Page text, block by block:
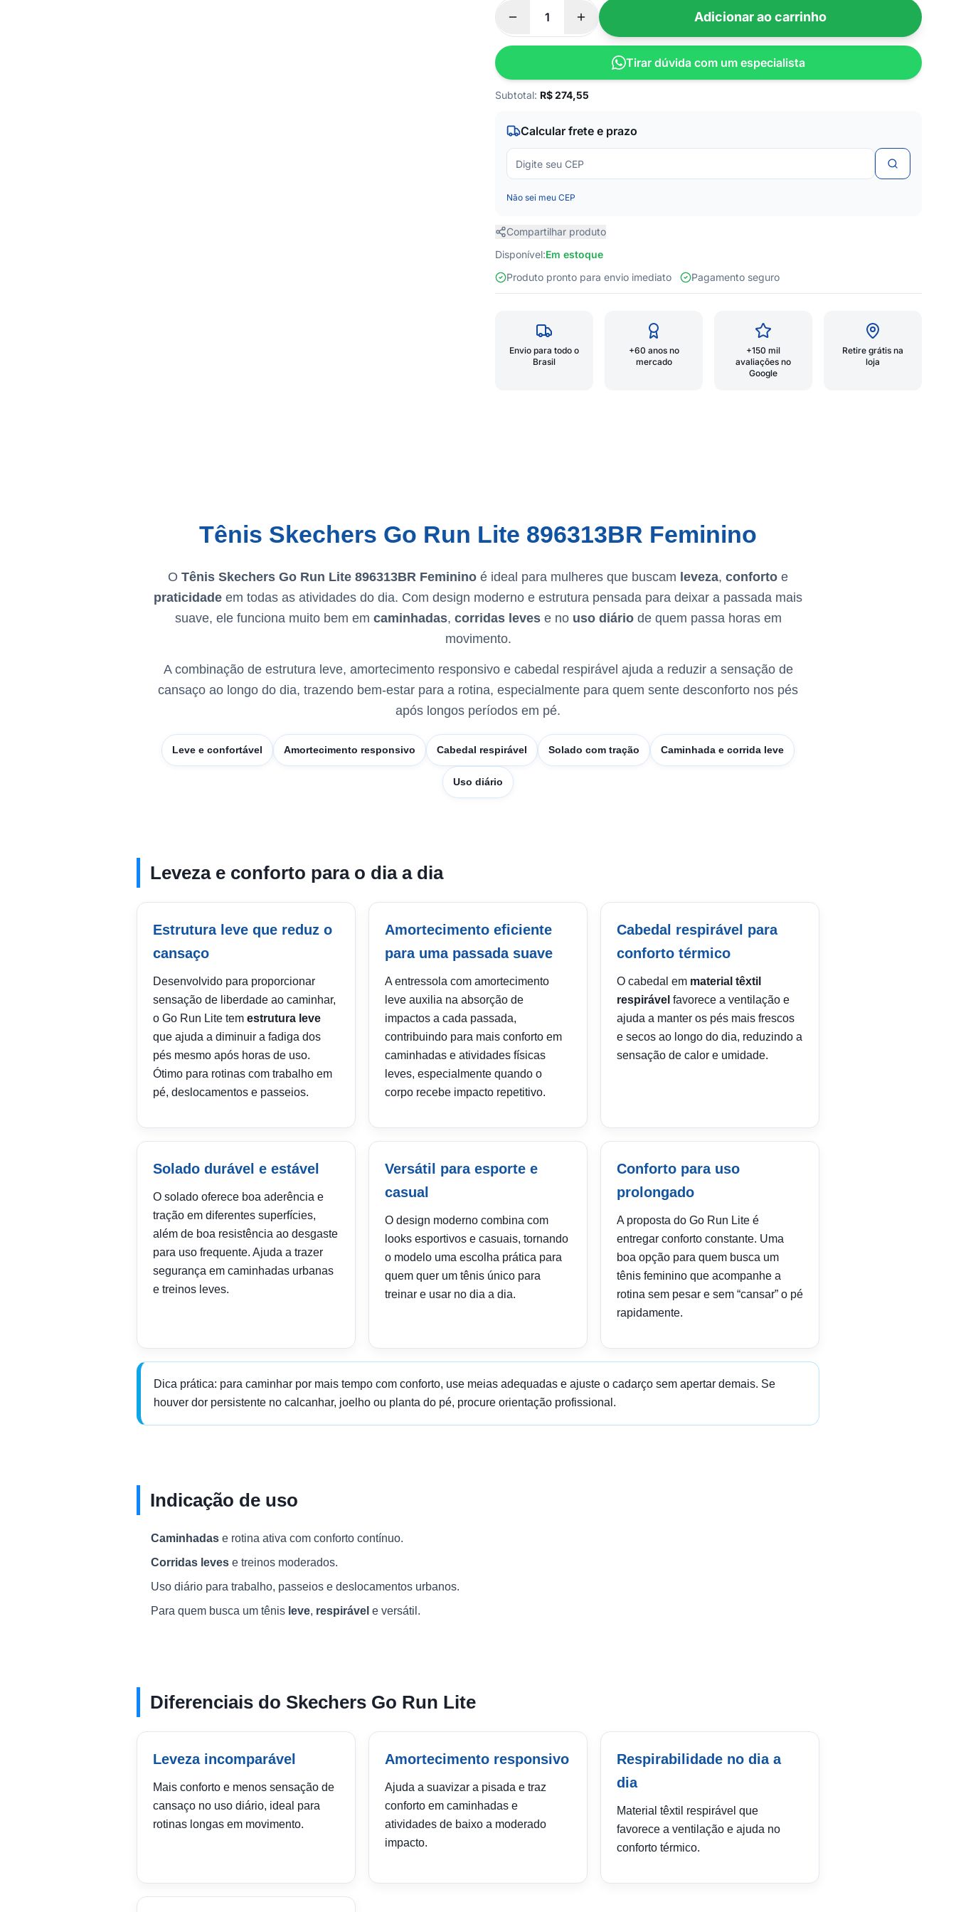
Adicionar ao carrinho
Tirar dúvida com um especialista
Subtotal: R$274,55
Calcular frete e prazo
Não sei meu CEP
Compartilhar produto
Disponível:Em estoque
Produto pronto para envio imediato
Pagamento seguro
Envio para todo o
Brasil
+60 anos no
mercado
+150 mil
avaliações no
Google
Retire grátis na
loja
Tênis Skechers Go Run Lite 896313BR Feminino
O Tênis Skechers Go Run Lite 896313BR Feminino é ideal para mulheres que buscam leveza, conforto e
praticidade em todas as atividades do dia. Com design moderno e estrutura pensada para deixar a passada mais
suave, ele funciona muito bem em caminhadas, corridas levese no uso diáriode quem passa horas em
movimento.
A combinação de estrutura leve, amortecimento responsivo e cabedal respirável ajuda a reduzir a sensação de
cansaço ao longo do dia, trazendo bem-estar para a rotina, especialmente para quem sente desconforto nos pés
após longos períodos em pé.
Leve e confortável Amortecimento responsivo Cabedal respirável Solado com tração Caminhada e corrida leve
Uso diário
Leveza e conforto para o dia a dia
Estrutura leve que reduz o
cansaço
Desenvolvido para proporcionar
sensação de liberdade ao caminhar,
o Go Run Lite tem estrutura leve
que ajuda a diminuir a fadiga dos
pés mesmo após horas de uso.
Ótimo para rotinas com trabalho em
pé, deslocamentos e passeios.
Amortecimento eficiente
para uma passada suave
A entressola com amortecimento
leve auxilia na absorção de
impactos a cada passada,
contribuindo para mais conforto em
caminhadas e atividades físicas
leves, especialmente quando o
corpo recebe impacto repetitivo.
Cabedal respirável para
conforto térmico
O cabedal em material têxtil
respirável favorece a ventilação e
ajuda a manter os pés mais frescos
e secos ao longo do dia, reduzindo a
sensação de calor e umidade.
Solado durável e estável
O solado oferece boa aderência e
tração em diferentes superfícies,
além de boa resistência ao desgaste
para uso frequente. Ajuda a trazer
segurança em caminhadas urbanas
e treinos leves.
Versátil para esporte e
casual
O design moderno combina com
looks esportivos e casuais, tornando
o modelo uma escolha prática para
quem quer um tênis único para
treinar e usar no dia a dia.
Conforto para uso
prolongado
A proposta do Go Run Lite é
entregar conforto constante. Uma
boa opção para quem busca um
tênis feminino que acompanhe a
rotina sem pesar e sem “cansar” o pé
rapidamente.
Dica prática: para caminhar por mais tempo com conforto, use meias adequadas e ajuste o cadarço sem apertar demais. Se
houver dor persistente no calcanhar, joelho ou planta do pé, procure orientação profissional.
Indicação de uso
Caminhadas e rotina ativa com conforto contínuo.
Corridas leves e treinos moderados.
Uso diário para trabalho, passeios e deslocamentos urbanos.
Para quem busca um tênis leve, respirável e versátil.
Diferenciais do Skechers Go Run Lite
Leveza incomparável
Mais conforto e menos sensação de
cansaço no uso diário, ideal para
rotinas longas em movimento.
Amortecimento responsivo
Ajuda a suavizar a pisada e traz
conforto em caminhadas e
atividades de baixo a moderado
impacto.
Respirabilidade no dia a
dia
Material têxtil respirável que
favorece a ventilação e ajuda no
conforto térmico.